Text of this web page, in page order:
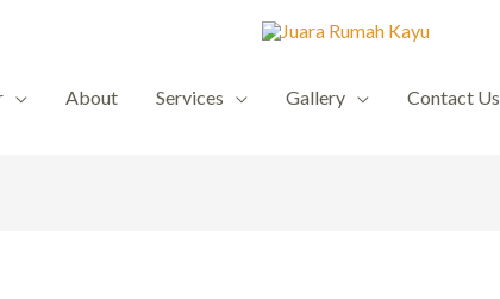
About Services Gallery Contact Us